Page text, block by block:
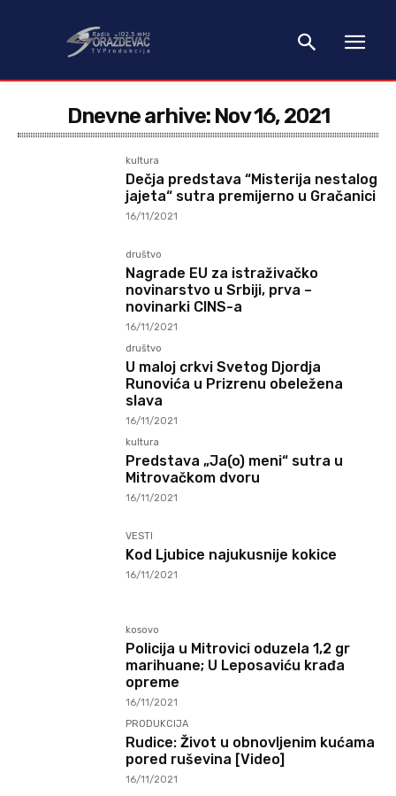
Dnevne arhive: Nov 16, 2021
kultura
Dečja predstava “Misterija nestalog
jajeta“ sutra premijerno u Gračanici
16/11/2021
društvo
Nagrade EU za istraživačko
novinarstvo u Srbiji, prva –
novinarki CINS-a
16/11/2021
društvo
U maloj crkvi Svetog Djordja
Runovića u Prizrenu obeležena
slava
16/11/2021
kultura
Predstava „Ja(o) meni“ sutra u
Mitrovačkom dvoru
16/11/2021
VESTI
Kod Ljubice najukusnije kokice
16/11/2021
kosovo
Policija u Mitrovici oduzela 1,2 gr
marihuane; U Leposaviću krađa
opreme
16/11/2021
PRODUKCIJA
Rudice: Život u obnovljenim kućama
pored ruševina [Video]
16/11/2021